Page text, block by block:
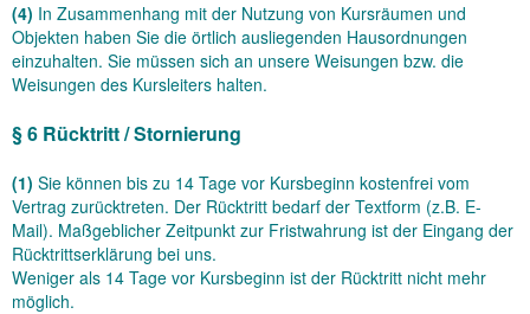
(4) In Zusammenhang mit der Nutzung von Kursräumen und
Objekten haben Sie die örtlich ausliegenden Hausordnungen
einzuhalten. Sie müssen sich an unsere Weisungen bzw. die
Weisungen des Kursleiters halten.
§ 6 Rücktritt / Stornierung
(1) Sie können bis zu 14 Tage vor Kursbeginn kostenfrei vom
Vertrag zurücktreten. Der Rücktritt bedarf der Textform (z.B. E-
Mail). Maßgeblicher Zeitpunkt zur Fristwahrung ist der Eingang der
Rücktrittserklärung bei uns.
Weniger als 14 Tage vor Kursbeginn ist der Rücktritt nicht mehr
möglich.